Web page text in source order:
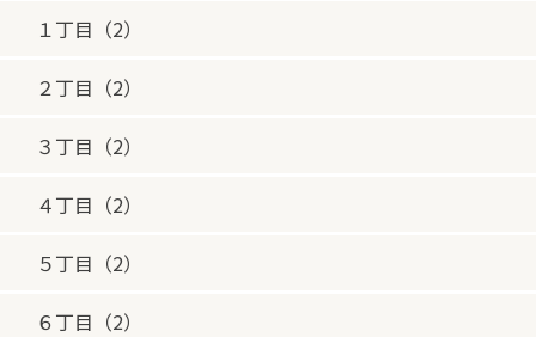
１丁目（2）
２丁目（2）
３丁目（2）
４丁目（2）
５丁目（2）
６丁目（2）